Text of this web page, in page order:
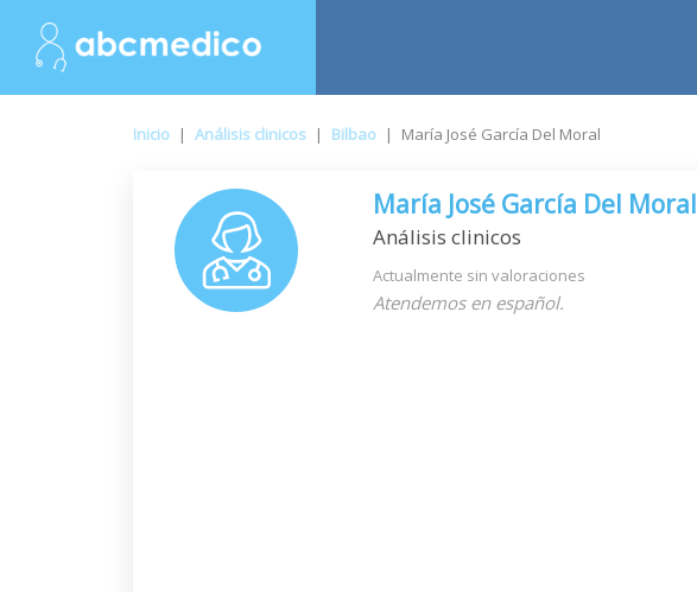
Inicio | Análisis clinicos | Bilbao | María José García Del Moral
María José García Del Moral
Análisis clinicos
Actualmente sin valoraciones
Atendemos en español.